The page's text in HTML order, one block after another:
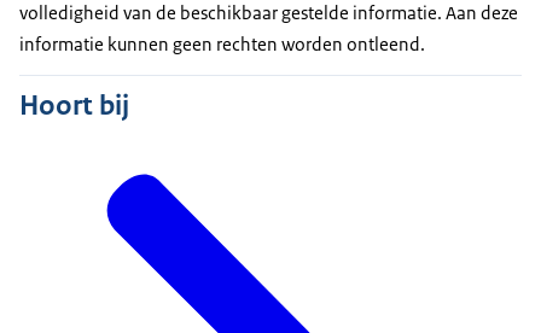
volledigheid van de beschikbaar gestelde informatie. Aan deze
informatie kunnen geen rechten worden ontleend.
Hoort bij